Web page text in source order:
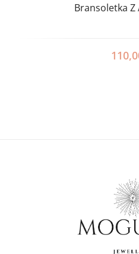
Bransoletka